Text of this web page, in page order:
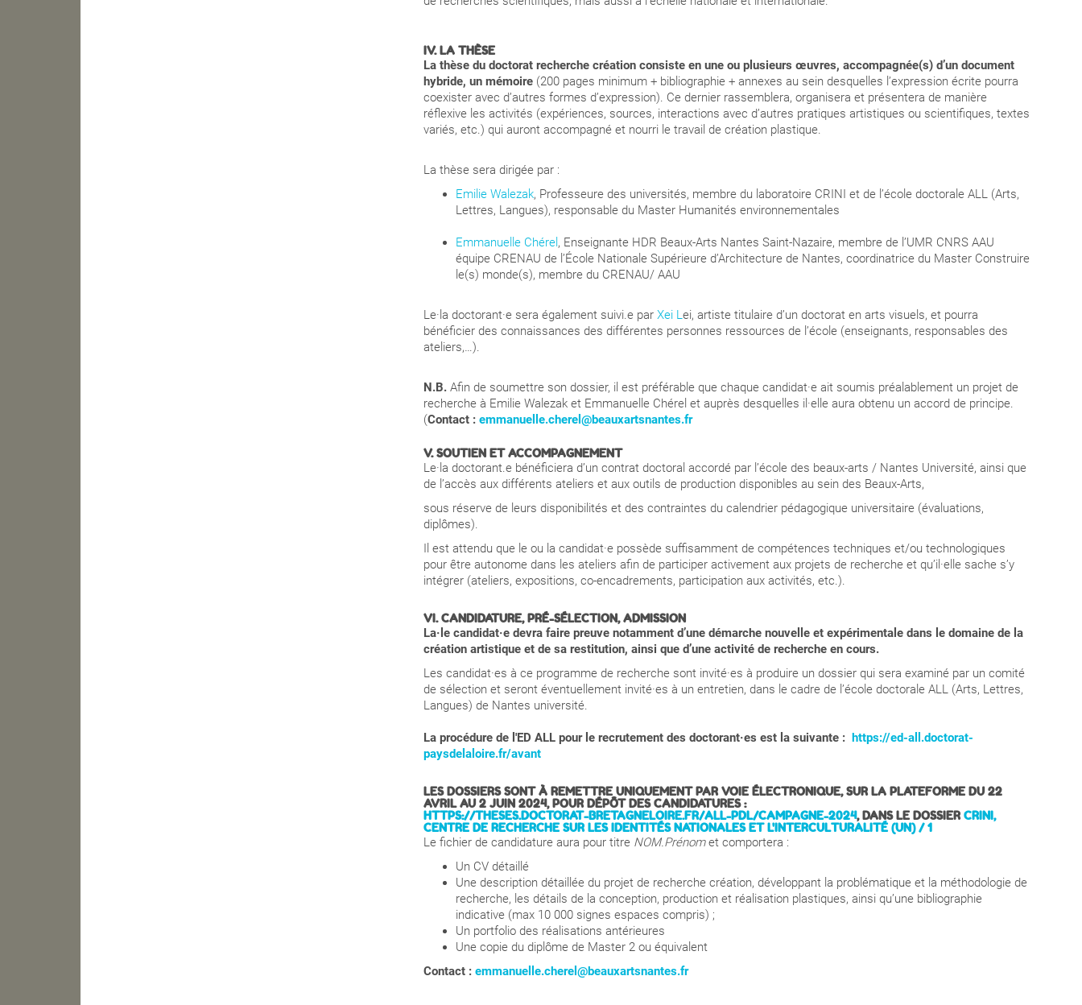
IV. LA THÈSE
La thèse du doctorat recherche création consiste en une ou plusieurs œuvres, accompagnée(s) d’un document
hybride, un mémoire (200 pages minimum + bibliographie + annexes au sein desquelles l’expression écrite pourra
coexister avec d’autres formes d’expression). Ce dernier rassemblera, organisera et présentera de manière
réflexive les activités (expériences, sources, interactions avec d’autres pratiques artistiques ou scientifiques, textes
variés, etc.) qui auront accompagné et nourri le travail de création plastique.
La thèse sera dirigée par :
Emilie Walezak, Professeure des universités, membre du laboratoire CRINI et de l’école doctorale ALL (Arts,
Lettres, Langues), responsable du Master Humanités environnementales
Emmanuelle Chérel , Enseignante HDR Beaux-Arts Nantes Saint-Nazaire, membre de l’UMR CNRS AAU
équipe CRENAU de l’École Nationale Supérieure d’Architecture de Nantes, coordinatrice du Master Construire
le(s) monde(s), membre du CRENAU/ AAU
Le·la doctorant·e sera également suivi.e par Xei Lei, artiste titulaire d’un doctorat en arts visuels, et pourra
bénéficier des connaissances des différentes personnes ressources de l’école (enseignants, responsables des
ateliers,…).
N.B. Afin de soumettre son dossier, il est préférable que chaque candidat·e ait soumis préalablement un projet de
recherche à Emilie Walezak et Emmanuelle Chérel et auprès desquelles il·elle aura obtenu un accord de principe.
(Contact : emmanuelle.cherel@beauxartsnantes.fr
V. SOUTIEN ET ACCOMPAGNEMENT
Le·la doctorant.e bénéficiera d’un contrat doctoral accordé par l’école des beaux-arts / Nantes Université, ainsi que
de l’accès aux différents ateliers et aux outils de production disponibles au sein des Beaux-Arts,
sous réserve de leurs disponibilités et des contraintes du calendrier pédagogique universitaire (évaluations,
diplômes).
Il est attendu que le ou la candidat·e possède suffisamment de compétences techniques et/ou technologiques
pour être autonome dans les ateliers afin de participer activement aux projets de recherche et qu’il·elle sache s’y
intégrer (ateliers, expositions, co-encadrements, participation aux activités, etc.).
VI. CANDIDATURE, PRÉ-SÉLECTION, ADMISSION
La·le candidat·e devra faire preuve notamment d’une démarche nouvelle et expérimentale dans le domaine de la
création artistique et de sa restitution, ainsi que d’une activité de recherche en cours.
Les candidat·es à ce programme de recherche sont invité·es à produire un dossier qui sera examiné par un comité
de sélection et seront éventuellement invité·es à un entretien, dans le cadre de l’école doctorale ALL (Arts, Lettres,
Langues) de Nantes université.
La procédure de l'ED ALL pour le recrutement des doctorant·es est la suivante : https://ed-all.doctorat-
paysdelaloire.fr/avant
LES DOSSIERS SONT À REMETTRE UNIQUEMENT PAR VOIE ÉLECTRONIQUE,SUR LA PLATEFORME DU 22
AVRIL AU2 JUIN 2024, POUR DÉPÔT DES CANDIDATURES :
HTTPS://THESES.DOCTORAT-BRETAGNELOIRE.FR/ALL-PDL/CAMPAGNE-2024, DANS LE DOSSIERCRINI,
CENTRE DE RECHERCHE SUR LES IDENTITÉS NATIONALES ET L'INTERCULTURALITÉ (UN) / 1
Le fichier de candidature aura pour titre NOM.Prénomet comportera :
Un CV détaillé
Une description détaillée du projet de recherche création, développant la problématique et la méthodologie de
recherche, les détails de la conception, production et réalisation plastiques, ainsi qu’une bibliographie
indicative (max 10 000 signes espaces compris) ;
Un portfolio des réalisations antérieures
Une copie du diplôme de Master 2 ou équivalent
Contact : emmanuelle.cherel@beauxartsnantes.fr